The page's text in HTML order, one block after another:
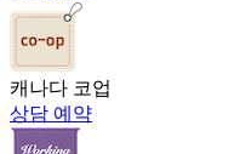
캐나다 코업
상담 예약